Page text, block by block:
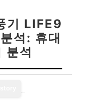
기 LIFE9
석: 휴대
분석